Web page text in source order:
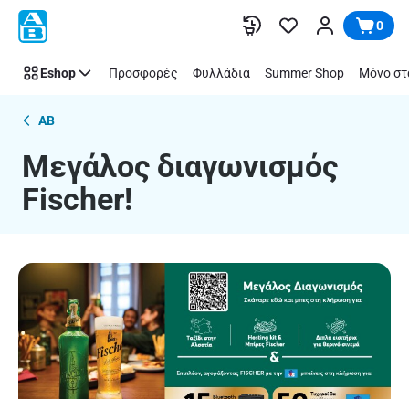
Παράλειψη
Μεγάλος
διαγωνισμός
0
Eshop Προσφορές Φυλλάδια Summer Shop Μόνο
AB
Μεγάλος διαγωνισμός
Fischer!